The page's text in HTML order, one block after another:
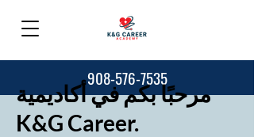
908-576-7535
مرحبًا بكم في أكاديمية
K&G Career.